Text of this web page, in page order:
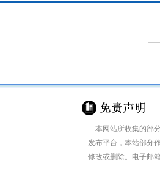
本网站所收集的部
发布平台，本站部分
修改或删除。电子邮箱